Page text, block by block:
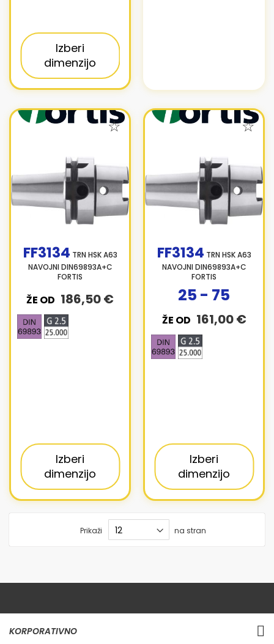
Izberi
dimenzijo
FF3134 TRN HSK A63
NAVOJNI DIN69893A+C
FORTIS
ŽE OD 186,50 €
Izberi
dimenzijo
FF3134 TRN HSK A63
NAVOJNI DIN69893A+C
FORTIS
ŽE OD 161,00 €
25 - 75
Izberi
dimenzijo
Prikaži na stran
KORPORATIVNO